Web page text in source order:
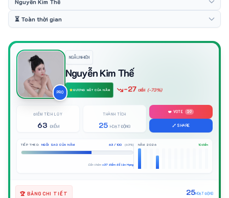
PRO
NGẪU NHIÊN
Nguyễn Kim Thế
GƯƠNG MẶT CỦA NĂM -27 ĐIỂM (-73%)
ĐIỂM TÍCH LŨY
63 ĐIỂM
THÀNH TÍCH
25 HOẠT ĐỘNG
❤️ VOTE 39
🔗 SHARE
TIẾP THEO: NGÔI SAO CỦA NĂM 63 / 100 (63%)
Cần thêm +37 điểm để lên Hạng
NĂM 2026 10 điểm
🏆 BẢNG CHI TIẾT 25HOẠT ĐỘNG